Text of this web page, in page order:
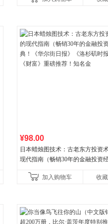
¥98.00
日本蜡烛图技术：古老东方投资
现代指南（畅销30年的金融投资
《财富》重磅推荐！知名金
加入购物车 收藏